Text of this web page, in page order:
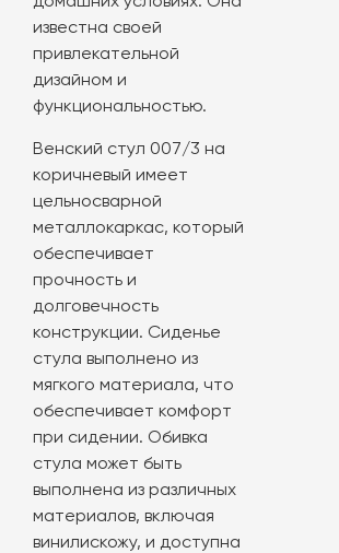
известна своей
привлекательной
дизайном и
функциональностью.
Венский стул 007/3 на
коричневый имеет
цельносварной
металлокаркас, который
обеспечивает
прочность и
долговечность
конструкции. Сиденье
стула выполнено из
мягкого материала, что
обеспечивает комфорт
при сидении. Обивка
стула может быть
выполнена из различных
материалов, включая
винилискожу, и доступна